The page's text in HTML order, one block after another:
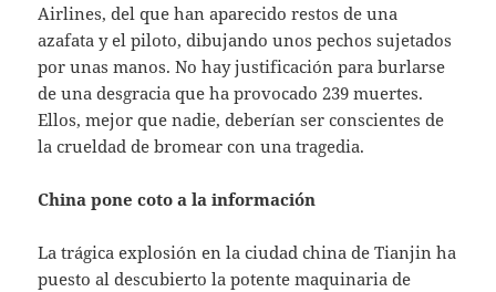
Airlines, del que han aparecido restos de una
azafata y el piloto, dibujando unos pechos sujetados
por unas manos. No hay justificación para burlarse
de una desgracia que ha provocado 239 muertes.
Ellos, mejor que nadie, deberían ser conscientes de
la crueldad de bromear con una tragedia.
China pone coto a la información
La trágica explosión en la ciudad china de Tianjin ha
puesto al descubierto la potente maquinaria de